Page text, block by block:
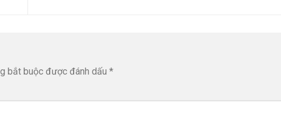
bắt buộc được đánh dấu *